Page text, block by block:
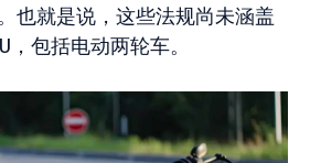
也就是说，这些法规尚未涵盖
，包括电动两轮车。